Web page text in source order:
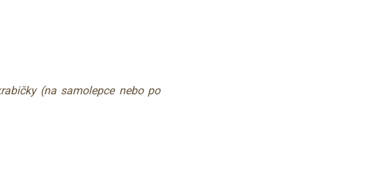
(na samolepce nebo po